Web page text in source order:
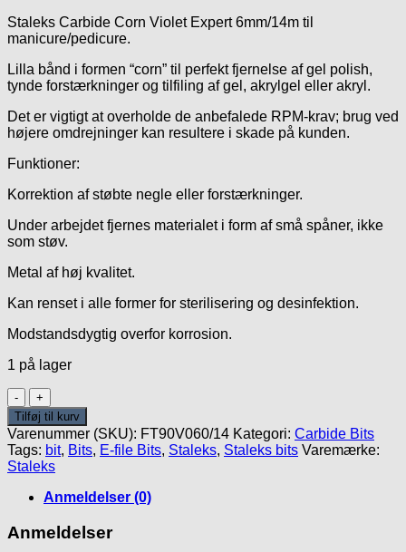
Staleks Carbide Corn Violet Expert 6mm/14m til
manicure/pedicure.
Lilla bånd i formen “corn” til perfekt fjernelse af gel polish,
tynde forstærkninger og tilfiling af gel, akrylgel eller akryl.
Det er vigtigt at overholde de anbefalede RPM-krav; brug ved
højere omdrejninger kan resultere i skade på kunden.
Funktioner:
Korrektion af støbte negle eller forstærkninger.
Under arbejdet fjernes materialet i form af små spåner, ikke
som støv.
Metal af høj kvalitet.
Kan renset i alle former for sterilisering og desinfektion.
Modstandsdygtig overfor korrosion.
1 på lager
Carbide
Violet
6mm/14mm
-
Corn
antal
Tilføj til kurv
Varenummer (SKU): FT90V060/14 Kategori: Carbide Bits
Tags: bit, Bits, E-file Bits, Staleks, Staleks bits Varemærke:
Staleks
Anmeldelser (0)
Anmeldelser